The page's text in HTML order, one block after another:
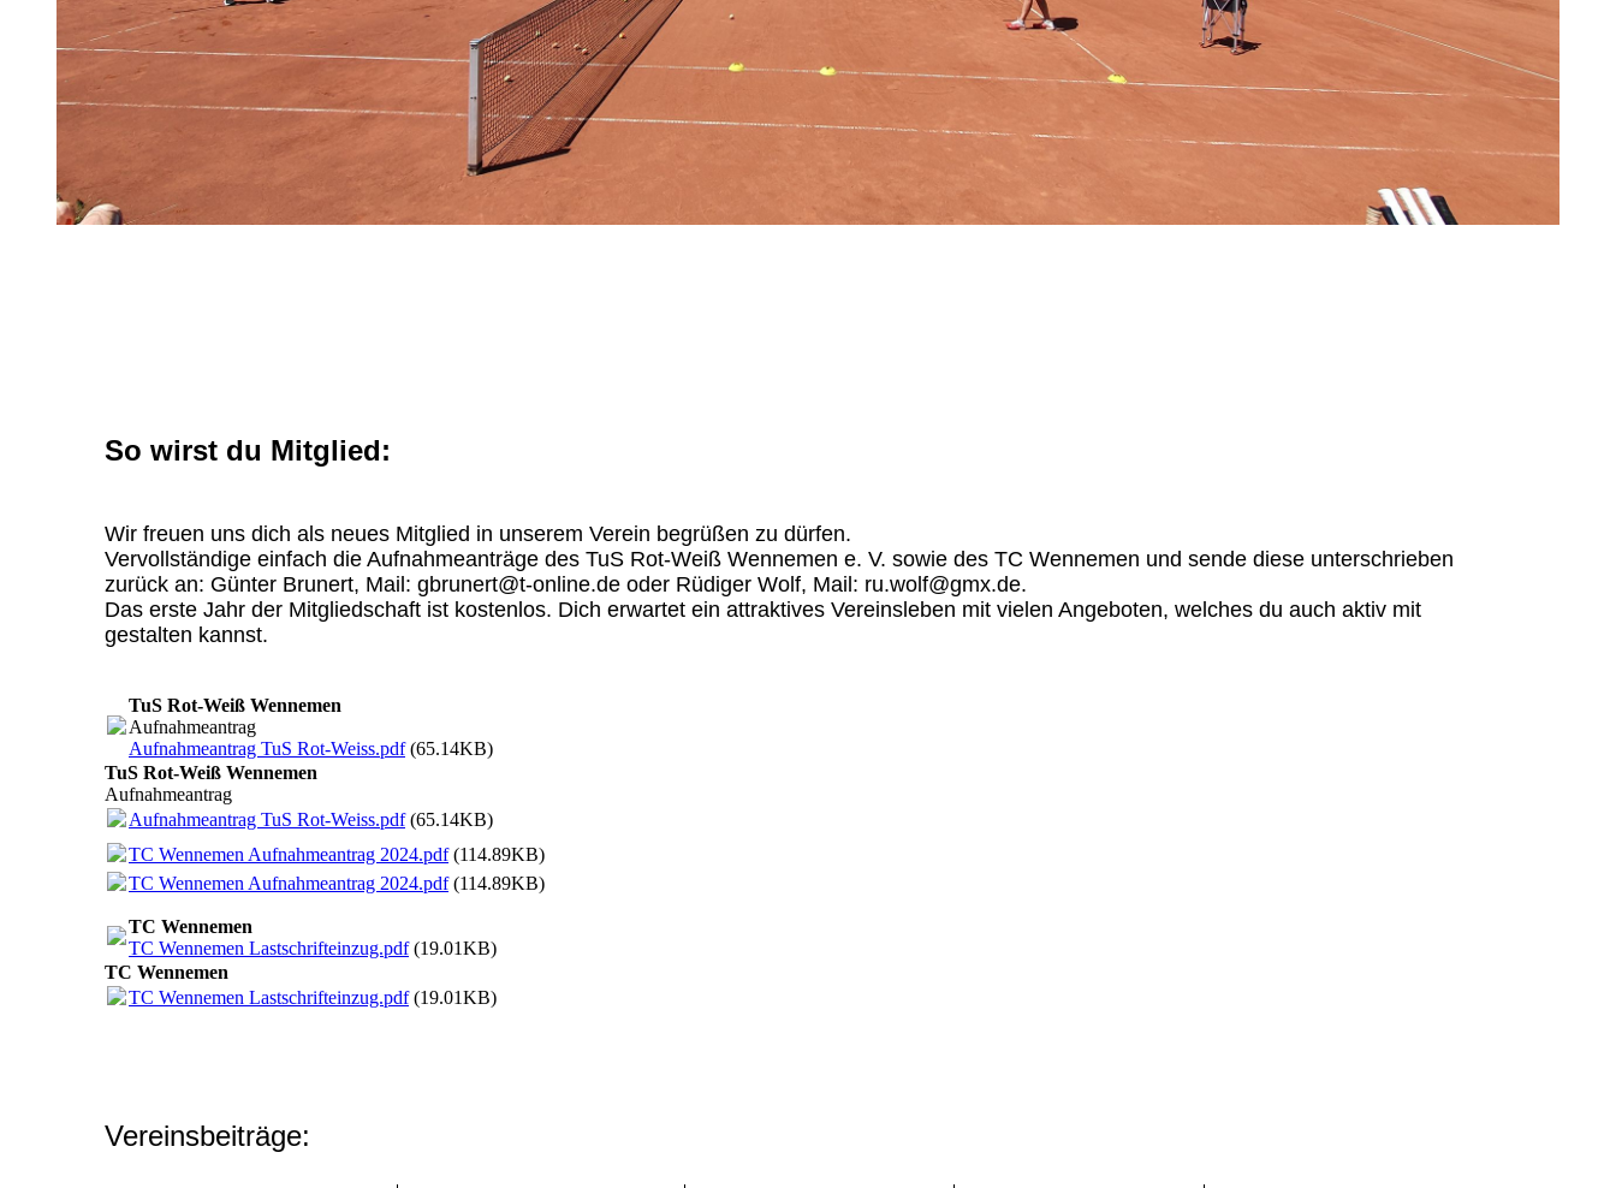
So wirst du Mitglied:
Wir freuen uns dich als neues Mitglied in unserem Verein begrüßen zu dürfen.
Vervollständige einfach die Aufnahmeanträge des TuS Rot-Weiß Wennemen e. V. sowie des TC Wennemen und sende diese unterschrieben
zurück an: Günter Brunert, Mail: gbrunert@t-online.de oder Rüdiger Wolf, Mail: ru.wolf@gmx.de.
Das erste Jahr der Mitgliedschaft ist kostenlos. Dich erwartet ein attraktives Vereinsleben mit vielen Angeboten, welches du auch aktiv mit
gestalten kannst.
TuS Rot-Weiß Wennemen
Aufnahmeantrag
Aufnahmeantrag TuS Rot-Weiss.pdf(65.14KB)
TuS Rot-Weiß Wennemen
Aufnahmeantrag
Aufnahmeantrag TuS Rot-Weiss.pdf(65.14KB)
TC Wennemen Aufnahmeantrag 2024.pdf(114.89KB)
TC Wennemen Aufnahmeantrag 2024.pdf(114.89KB)
TC Wennemen
TC Wennemen Lastschrifteinzug.pdf(19.01KB)
TC Wennemen
TC Wennemen Lastschrifteinzug.pdf(19.01KB)
Vereinsbeiträge: